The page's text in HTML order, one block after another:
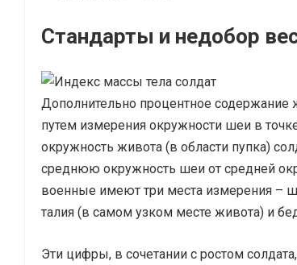
Стандарты и недобор
Дополнительно процентное
путем измерения окружности шеи в
окружность живота (в области пупка)
среднюю окружность шеи от средней
военные имеют три места измерения –
талия (в самом узком месте живота) и
Эти цифры, в сочетании с ростом